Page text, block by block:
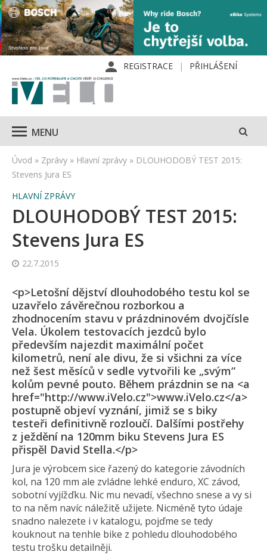
REGISTRACE PŘIHLÁŠENÍ
MENU
Úvod » Zprávy » Hlavní zprávy » DLOUHODOBÝ TEST 2015:
Stevens Jura ES
HLAVNÍ ZPRÁVY
DLOUHODOBÝ TEST 2015:
Stevens Jura ES
22.7.2015
<p>Letošní dějství dlouhodobého testu kol se
uzavřelo závěrečnou rozborkou a
zhodnocením stavu v prázdninovém dvojčísle
Vela. Úkolem testovacích jezdců bylo
především najezdit maximální počet
kilometrů, není ale divu, že si všichni za více
než šest měsíců v sedle vytvořili ke „svým“
kolům pevné pouto. Během prázdnin se na <a
href="http://www.iVelo.cz">www.iVelo.cz</a>
postupně objeví vyznání, jimiž se s biky
testeři definitivně rozloučí. Dalšími postřehy
z ježdění na 120mm biku Stevens Jura ES
přispěl David Stella.</p>
Jura je výrobcem sice řazený do kategorie závodních
kol, na 120 mm ale zvládne lehké enduro, XC závod,
sobotní vyjížďku. Nic mu nevadí, všechno snese a vy si
to na něm navíc náležitě užijete. Nicméně tyto údaje
snadno nalezete i v katalogu, pojďme se tedy
kouknout na tenhle bike z pohledu dlouhodobého
testu trošku detailněji.